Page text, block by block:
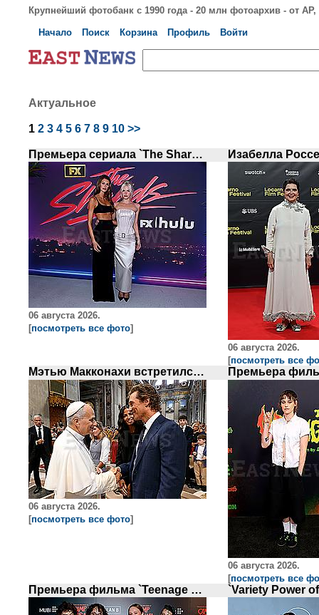
Крупнейший фотобанк с 1990 года - 20 млн фотоархив - от
Начало Поиск Корзина Профиль Войти
Актуальное
1 2 3 4 5 6 7 8 9 10 >>
Премьера сериала `The Shards`
06 августа 2026.
[посмотреть все фото]
06 августа 2026.
[посмотреть все
Мэтью Макконахи встретился с Папой Римским
06 августа 2026.
[посмотреть все фото]
06 августа 2026.
[посмотреть все
Премьера фильма `Teenage Sex and Death at Camp Miasma в Нью-Йорке`